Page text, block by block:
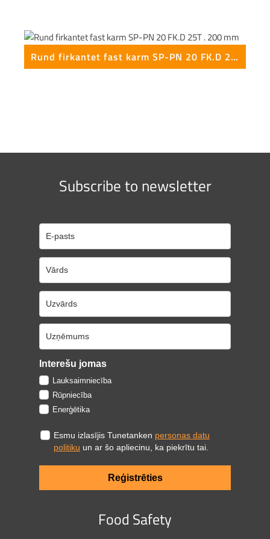
Rund firkantet fast karm SP-PN 20 FK.D 25T . 200 mm
Subscribe to newsletter
Interešu jomas
Lauksaimniecība
Rūpniecība
Enerģētika
Esmu izlasījis Tunetanken personas datu
politiku un ar šo apliecinu, ka piekrītu tai.
Reģistrēties
Food Safety